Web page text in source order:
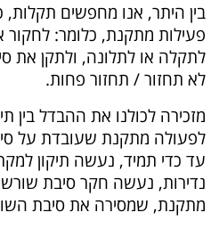
בין היתר, אנו מחפשים תקלות,
פעילות מתקנת, כלומר:
לתקלה או לתלונה, ולתקן
לא תחזור / תחזור פחות.
מזכירה לכולנו את ההבדל בין
לפעולה מתקנת שעובדת על
עד כדי תמיד, נעשה תיקון
נדירות, נעשה חקר סיבת
מתקנת, שמסירה את סיבת